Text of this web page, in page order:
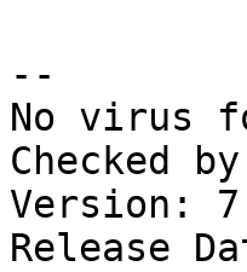
--
No virus
Checked
Version:
Release